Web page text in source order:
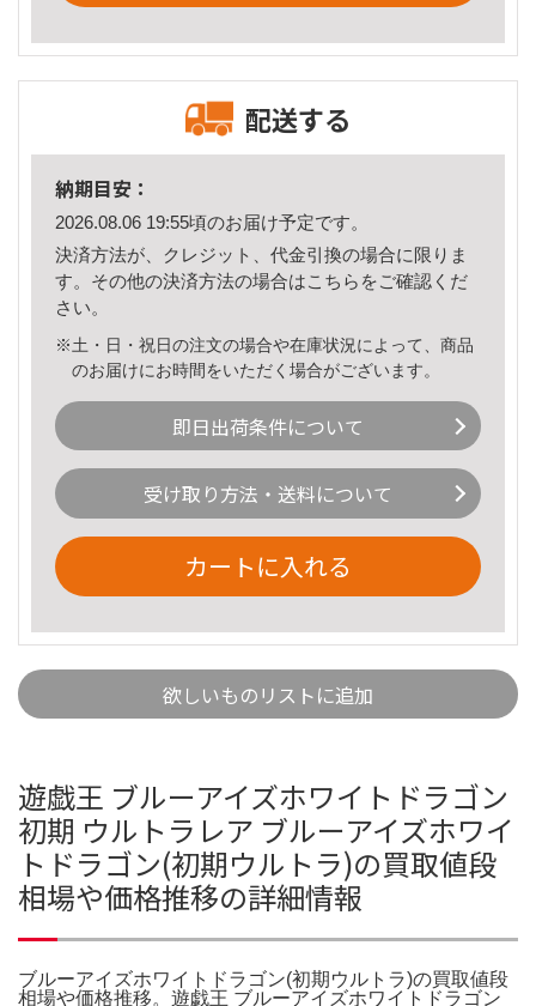
配送する
納期目安：
2026.08.06 19:55頃のお届け予定です。
決済方法が、クレジット、代金引換の場合に限りま
す。その他の決済方法の場合はこちら をご確認くだ
さい。
※土・日・祝日の注文の場合や在庫状況によって、商品
のお届けにお時間をいただく場合がございます。
即日出荷条件について
受け取り方法・送料について
カートに入れる
欲しいものリストに追加
遊戯王 ブルーアイズホワイトドラゴン
初期 ウルトラレア ブルーアイズホワイ
トドラゴン(初期ウルトラ)の買取値段
相場や価格推移の詳細情報
ブルーアイズホワイトドラゴン(初期ウルトラ)の買取値段
相場や価格推移。遊戯王 ブルーアイズホワイトドラゴン